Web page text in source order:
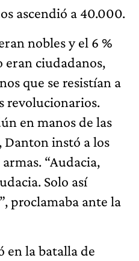
ascendió a 40.000.
nobles y el 6 %
eran ciudadanos,
que se resistían a
revolucionarios.
en manos de las
Danton instó a los
“Audacia,
Solo así
proclamaba ante la
en la batalla de